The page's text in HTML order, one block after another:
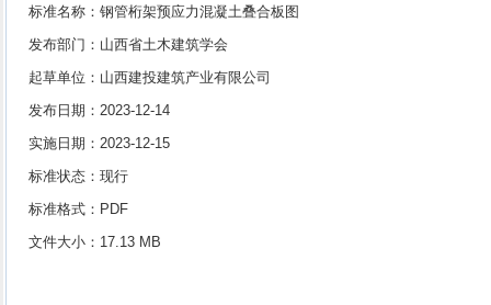
标准名称：钢管桁架预应力混凝土叠合板图
集
发布部门：山西省土木建筑学会
起草单位：山西建投建筑产业有限公司
发布日期：2023-12-14
实施日期：2023-12-15
标准状态：现行
标准格式：PDF
文件大小：17.13 MB